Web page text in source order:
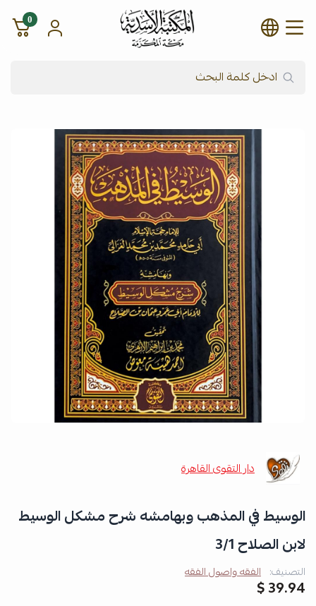
شركة المكتبة الأسدية للنشر
0
دار التقوى القاهرة
الوسيط في المذهب وبهامشه شرح مشكل الوسيط
لابن الصلاح 3/1
التصنيف: الفقه واصول الفقه
39.94 $